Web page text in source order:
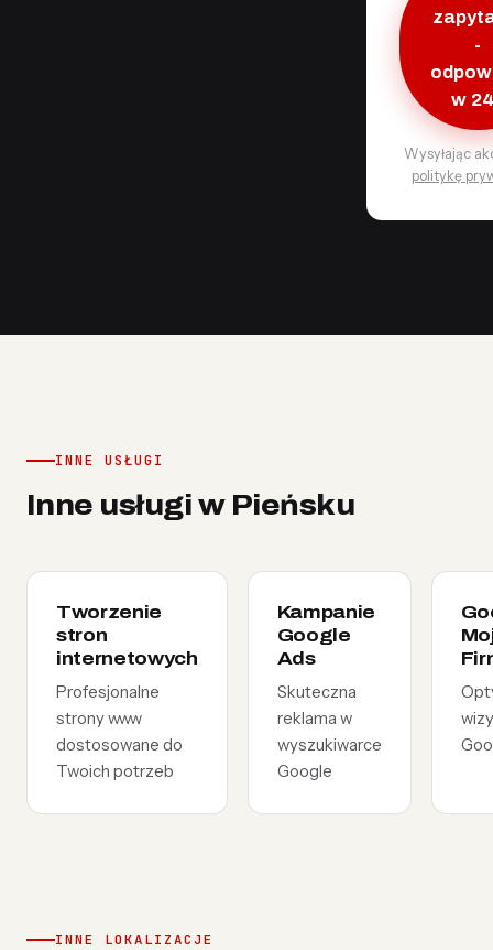
-
w
Wysyłając
politykę
INNE USŁUGI
Inne usługi w Pieńsku
Tworzenie
stron
internetowych
Profesjonalne
strony www
dostosowane do
Twoich potrzeb
Kampanie
Google
Ads
Skuteczna
reklama w
wyszukiwarce
Google
INNE LOKALIZACJE